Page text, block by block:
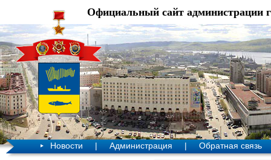
Официальный сайт администрации
Новости | Администрация | Обратная связь